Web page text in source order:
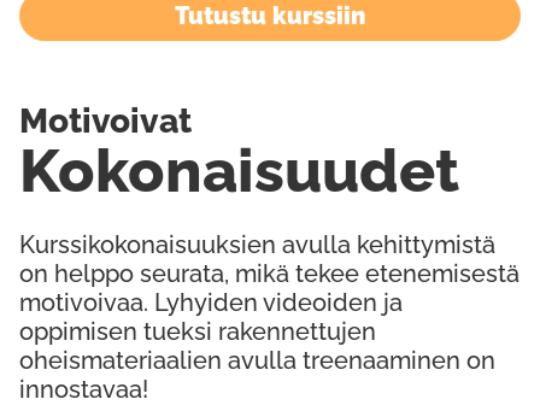
Tutustu kurssiin
Kurssikokonaisuuksien avulla kehittymistä
on helppo seurata, mikä tekee etenemisestä
motivoivaa. Lyhyiden videoiden ja
oppimisen tueksi rakennettujen
oheismateriaalien avulla treenaaminen on
innostavaa!
Kokonaisuudet
Motivoivat